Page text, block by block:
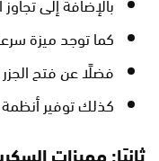
كما توجد ميزة
فضلًا عن فتح الجزر
كذلك توفير
ثانيًا: مميزات السكربت ل10 ألعاب